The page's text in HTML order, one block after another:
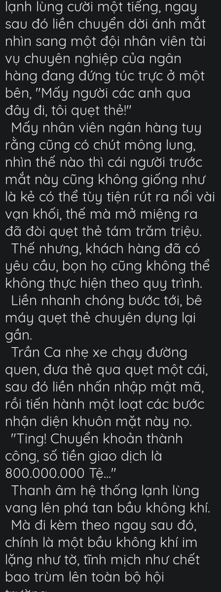
lạnh lùng cười một tiếng, ngay
sau đó liền chuyển dời ánh mắt
nhìn sang một đội nhân viên tài
vụ chuyên nghiệp của ngân
hàng đang đứng túc trực ở một
bên, "Mấy người các anh qua
đây đi, tôi quẹt thẻ!"
Mấy nhân viên ngân hàng tuy
rằng cũng có chút mông lung,
nhìn thế nào thì cái người trước
mắt này cũng không giống như
là kẻ có thể tùy tiện rút ra nổi vài
vạn khối, thế mà mở miệng ra
đã đòi quẹt thẻ tám trăm triệu.
Thế nhưng, khách hàng đã có
yêu cầu, bọn họ cũng không thể
không thực hiện theo quy trình.
Liền nhanh chóng bước tới, bê
máy quẹt thẻ chuyên dụng lại
gần.
Trần Ca nhẹ xe chạy đường
quen, đưa thẻ qua quẹt một cái,
sau đó liền nhấn nhập mật mã,
rồi tiến hành một loạt các bước
nhận diện khuôn mặt này nọ.
"Ting! Chuyển khoản thành
công, số tiền giao dịch là
800.000.000 Tệ..."
Thanh âm hệ thống lạnh lùng
vang lên phá tan bầu không khí.
Mà đi kèm theo ngay sau đó,
chính là một bầu không khí im
lặng như tờ, tĩnh mịch như chết
bao trùm lên toàn bộ hội